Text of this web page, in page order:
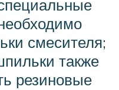
смесителя;
также
резиновые